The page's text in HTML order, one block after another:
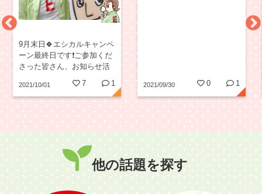
9月末日🍀エシカルキャンペ
ーン最終日です❗️ご参加くだ
さった皆さん、お知らせ活
動にご協力いただいた皆さ
ん、インスタを見てくださ
った皆さん✨✨ 本当にあり
2021/10/01 7 1 2021/09/30 0 1
他の話題を探す